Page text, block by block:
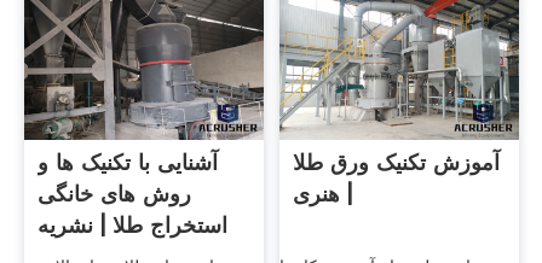
آشنایی با تکنیک ها و
روش های خانگی
استخراج طلا | نشریه
آموزش تکنیک ورق طلا
| هنری